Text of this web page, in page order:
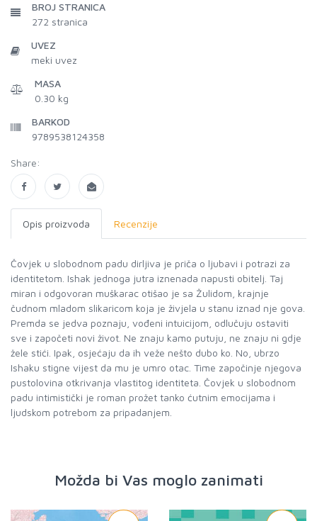
BROJ STRANICA
272 stranica
UVEZ
meki uvez
MASA
0.30 kg
BARKOD
9789538124358
Share:
Opis proizvoda Recenzije
Čovjek u slobodnom padu dirljiva je priča o ljubavi i potrazi za
identitetom. Ishak jednoga jutra iznenada napusti obitelj. Taj
miran i odgovoran muškarac otišao je sa Žulidom, krajnje
čudnom mladom slikaricom koja je živjela u stanu iznad nje gova.
Premda se jedva poznaju, vođeni intuicijom, odlučuju ostaviti
sve i započeti novi život. Ne znaju kamo putuju, ne znaju ni gdje
žele stići. Ipak, osjećaju da ih veže nešto dubo ko. No, ubrzo
Ishaku stigne vijest da mu je umro otac. Time započinje njegova
pustolovina otkrivanja vlastitog identiteta. Čovjek u slobodnom
padu intimistički je roman prožet tanko ćutnim emocijama i
ljudskom potrebom za pripadanjem.
Možda bi Vas moglo zanimati